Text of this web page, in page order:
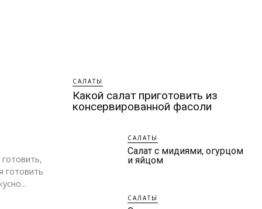
готовить
САЛАТЫ
Какой салат приготовить из
консервированной фасоли
САЛАТЫ
Салат с мидиями, огурцом
и яйцом
САЛАТЫ